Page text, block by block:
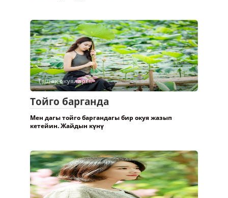
Төшөк окуялары.
Тойго барганда
Мен дагы тойго баргандагы бир окуя жазып
кетейин. Жайдын күнү